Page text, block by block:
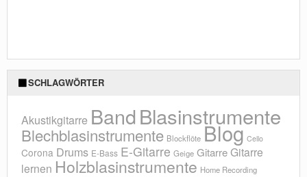
SCHLAGWÖRTER
Akustikgitarre BandBlasinstrumente
Blechblasinstrumente Blockflöte Blog Cello
Corona Drums E-Bass E-Gitarre Geige GitarreGitarre
lernen Holzblasinstrumente Home Recording